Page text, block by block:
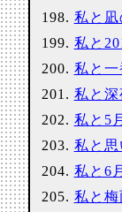
私と凪
私と
私と一
私と深
私と5月
私と
私と6月
私と梅